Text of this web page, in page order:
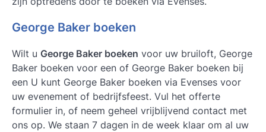
George Baker boeken
Wilt u George Baker boeken voor uw bruiloft, George
Baker boeken voor een of George Baker boeken bij
een U kunt George Baker boeken via Evenses voor
uw evenement of bedrijfsfeest. Vul het offerte
formulier in, of neem geheel vrijblijvend contact met
ons op. We staan 7 dagen in de week klaar om al uw